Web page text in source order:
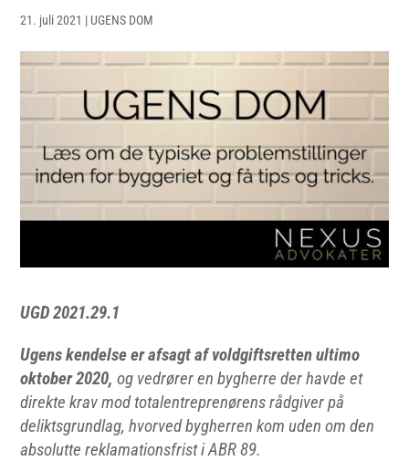
21. juli 2021 | UGENS DOM
UGD 2021.29.1
Ugens kendelse er afsagt af voldgiftsretten ultimo
oktober 2020,og vedrører en bygherre der havde et
direkte krav mod totalentreprenørens rådgiver på
deliktsgrundlag, hvorved bygherren kom uden om den
absolutte reklamationsfrist i ABR 89.